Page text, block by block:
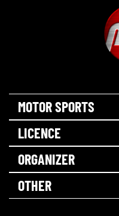
MOTOR SPORTS
LICENCE
ORGANIZER
OTHER